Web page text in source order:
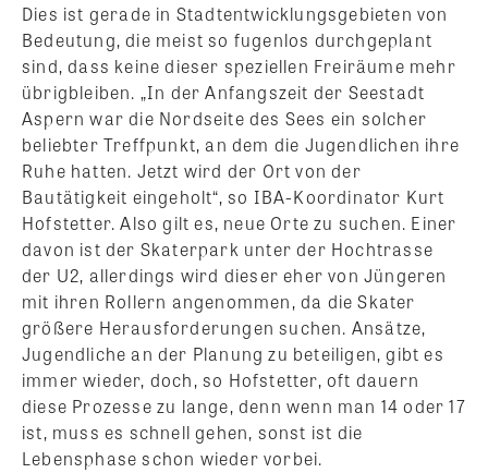
Dies ist gerade in Stadtentwicklungsgebieten von
Bedeutung, die meist so fugenlos durchgeplant
sind, dass keine dieser speziellen Freiräume mehr
übrigbleiben. „In der Anfangszeit der Seestadt
Aspern war die Nordseite des Sees ein solcher
beliebter Treffpunkt, an dem die Jugendlichen ihre
Ruhe hatten. Jetzt wird der Ort von der
Bautätigkeit eingeholt“, so IBA-Koordinator Kurt
Hofstetter. Also gilt es, neue Orte zu suchen. Einer
davon ist der Skaterpark unter der Hochtrasse
der U2, allerdings wird dieser eher von Jüngeren
mit ihren Rollern angenommen, da die Skater
größere Herausforderungen suchen. Ansätze,
Jugendliche an der Planung zu beteiligen, gibt es
immer wieder, doch, so Hofstetter, oft dauern
diese Prozesse zu lange, denn wenn man 14 oder 17
ist, muss es schnell gehen, sonst ist die
Lebensphase schon wieder vorbei.